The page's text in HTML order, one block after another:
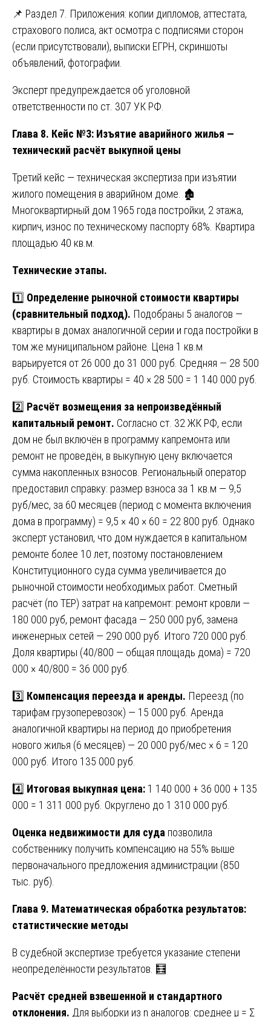
📌 Раздел 7. Приложения: копии дипломов, аттестата,
страхового полиса, акт осмотра с подписями сторон
(если присутствовали), выписки ЕГРН, скриншоты
объявлений, фотографии.
Эксперт предупреждается об уголовной
ответственности по ст. 307 УК РФ.
Глава 8. Кейс №3: Изъятие аварийного жилья —
технический расчёт выкупной цены
Третий кейс — техническая экспертиза при изъятии
жилого помещения в аварийном доме. 🏚️
Многоквартирный дом 1965 года постройки, 2 этажа,
кирпич, износ по техническому паспорту 68%. Квартира
площадью 40 кв.м.
Технические этапы.
1️⃣ Определение рыночной стоимости квартиры
(сравнительный подход). Подобраны 5 аналогов —
квартиры в домах аналогичной серии и года постройки в
том же муниципальном районе. Цена 1 кв.м
варьируется от 26 000 до 31 000 руб. Средняя — 28 500
руб. Стоимость квартиры = 40 × 28 500 = 1 140 000 руб.
2️⃣ Расчёт возмещения за непроизведённый
капитальный ремонт. Согласно ст. 32 ЖК РФ, если
дом не был включён в программу капремонта или
ремонт не проведён, в выкупную цену включается
сумма накопленных взносов. Региональный оператор
предоставил справку: размер взноса за 1 кв.м — 9,5
руб/мес, за 60 месяцев (период с момента включения
дома в программу) = 9,5 × 40 × 60 = 22 800 руб. Однако
эксперт установил, что дом нуждается в капитальном
ремонте более 10 лет, поэтому постановлением
Конституционного суда сумма увеличивается до
рыночной стоимости необходимых работ. Сметный
расчёт (по ТЕР) затрат на капремонт: ремонт кровли —
180 000 руб, ремонт фасада — 250 000 руб, замена
инженерных сетей — 290 000 руб. Итого 720 000 руб.
Доля квартиры (40/800 — общая площадь дома) = 720
000 × 40/800 = 36 000 руб.
3️⃣ Компенсация переезда и аренды. Переезд (по
тарифам грузоперевозок) — 15 000 руб. Аренда
аналогичной квартиры на период до приобретения
нового жилья (6 месяцев) — 20 000 руб/мес × 6 = 120
000 руб. Итого 135 000 руб.
4️⃣ Итоговая выкупная цена: 1 140 000 + 36 000 + 135
000 = 1 311 000 руб. Округлено до 1 310 000 руб.
Оценка недвижимости для суда позволила
собственнику получить компенсацию на 55% выше
первоначального предложения администрации (850
тыс. руб).
Глава 9. Математическая обработка результатов:
статистические методы
В судебной экспертизе требуется указание степени
неопределённости результатов. 🧮
Расчёт средней взвешенной и стандартного
отклонения. Для выборки из n аналогов: среднее μ = Σ